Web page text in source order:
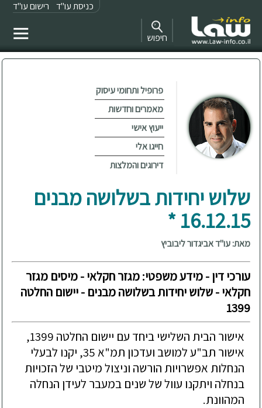
כניסת עו"ד רישום עו"ד
חיפוש
פרופיל ותחומי עיסוק
מאמרים וחדשות
ייעוץ אישי
חייגו אלי
דירוגים והמלצות
שלוש יחידות בשלושה מבנים
16.12.15 *
מאת: עו"ד אביגדור ליבוביץ
עורכי דין - מידע משפטי: מגזר חקלאי - מיסים מגזר
חקלאי - שלוש יחידות בשלושה מבנים - יישום החלטה
1399
אישור הבית השלישי ביחד עם יישום החלטה 1399,
אישור תב"ע למושב ועדכון תמ"א 35, יקנו לבעלי
הנחלות אפשרויות הורשה וניצול מיטבי של הזכויות
בנחלה ויתקנו עוול של שנים במעבר לעידן הנחלה
המהוונת.